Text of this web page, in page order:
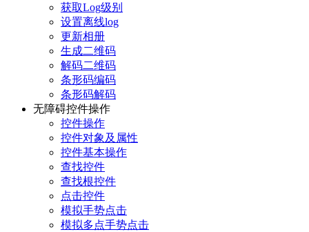
获取Log级别
设置离线log
更新相册
生成二维码
解码二维码
条形码编码
条形码解码
无障碍控件操作
控件操作
控件对象及属性
控件基本操作
查找控件
查找根控件
点击控件
模拟手势点击
模拟多点手势点击